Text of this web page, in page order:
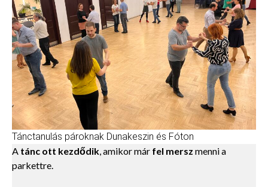
Tánctanulás pároknak Dunakeszin és Fóton
A tánc ott kezdődik, amikor már fel mersz menni a
parkettre.